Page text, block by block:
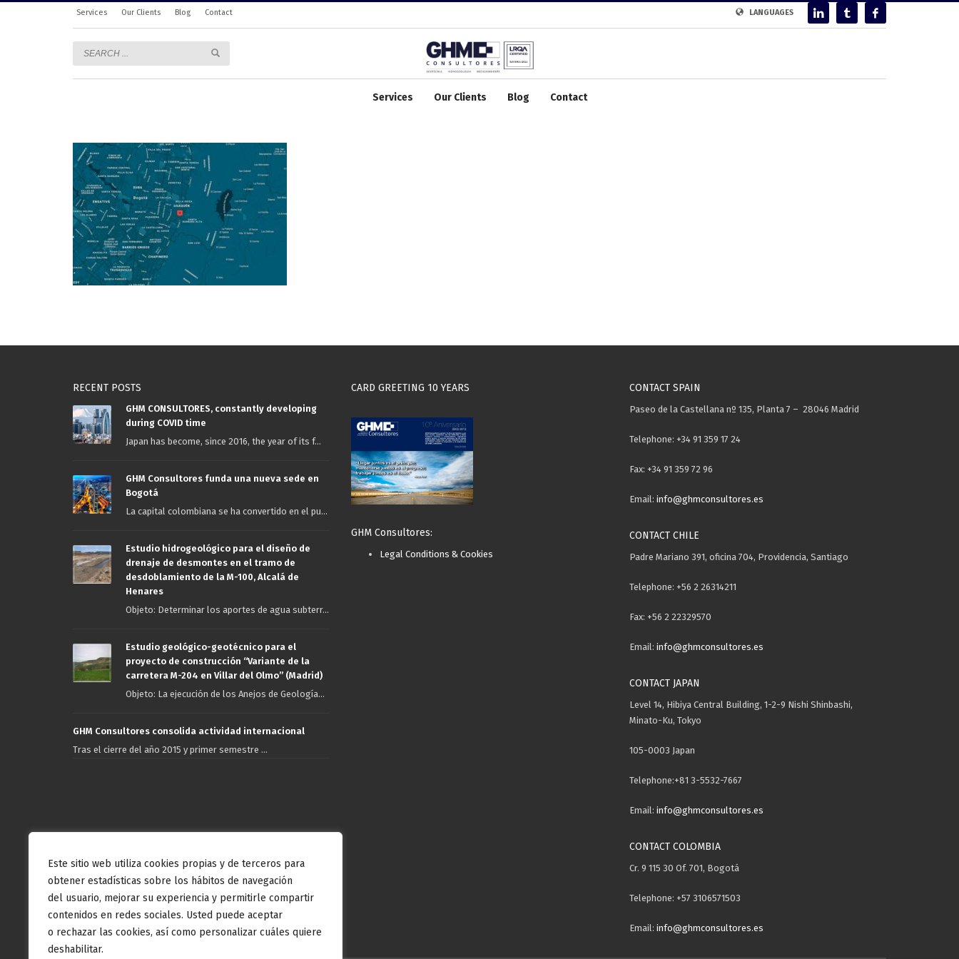
Este sitio web utiliza cookies propias y de terceros para
obtener estadísticas sobre los hábitos de navegación
del usuario, mejorar su experiencia y permitirle compartir
contenidos en redes sociales. Usted puede aceptar
o rechazar las cookies, así como personalizar cuáles quiere
deshabilitar.
Services Our Clients Blog Contact LANGUAGES
Services Our Clients Blog Contact
RECENT POSTS
GHM CONSULTORES, constantly developing
during COVID time
Japan has become, since 2016, the year of its f...
GHM Consultores funda una nueva sede en
Bogotá
La capital colombiana se ha convertido en el pu...
Estudio hidrogeológico para el diseño de
drenaje de desmontes en el tramo de
desdoblamiento de la M-100, Alcalá de
Henares
Objeto: Determinar los aportes de agua subterr...
Estudio geológico-geotécnico para el
proyecto de construcción “Variante de la
carretera M-204 en Villar del Olmo” (Madrid)
Objeto: La ejecución de los Anejos de Geología...
GHM Consultores consolida actividad internacional
Tras el cierre del año 2015 y primer semestre ...
CARD GREETING 10 YEARS
GHM Consultores:
Legal Conditions & Cookies
CONTACT SPAIN
Paseo de la Castellana nº 135, Planta 7 – 28046 Madrid
Telephone: +34 91 359 17 24
Fax: +34 91 359 72 96
Email: info@ghmconsultores.es
CONTACT CHILE
Padre Mariano 391, oficina 704, Providencia, Santiago
Telephone: +56 2 26314211
Fax: +56 2 22329570
Email: info@ghmconsultores.es
CONTACT JAPAN
Level 14, Hibiya Central Building, 1-2-9 Nishi Shinbashi,
Minato-Ku, Tokyo
105-0003 Japan
Telephone:+81 3-5532-7667
Email: info@ghmconsultores.es
CONTACT COLOMBIA
Cr. 9 115 30 Of. 701, Bogotá
Telephone: +57 3106571503
Email: info@ghmconsultores.es